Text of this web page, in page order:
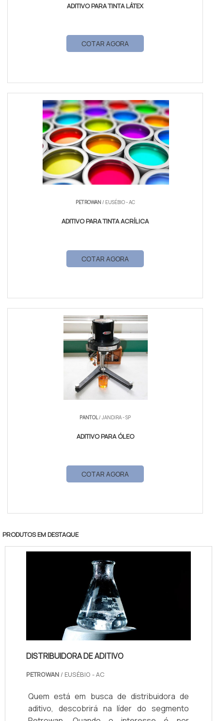
ADITIVO PARA TINTA LÁTEX
COTAR AGORA
PETROWAN/ EUSÉBIO - AC
ADITIVO PARA TINTA ACRÍLICA
COTAR AGORA
PANTOL/ JANDIRA - SP
ADITIVO PARA ÓLEO
COTAR AGORA
PRODUTOS EM DESTAQUE
DISTRIBUIDORA DE ADITIVO
PETROWAN / EUSÉBIO - AC
Quem está em busca de distribuidora de
aditivo, descobrirá na líder do segmento